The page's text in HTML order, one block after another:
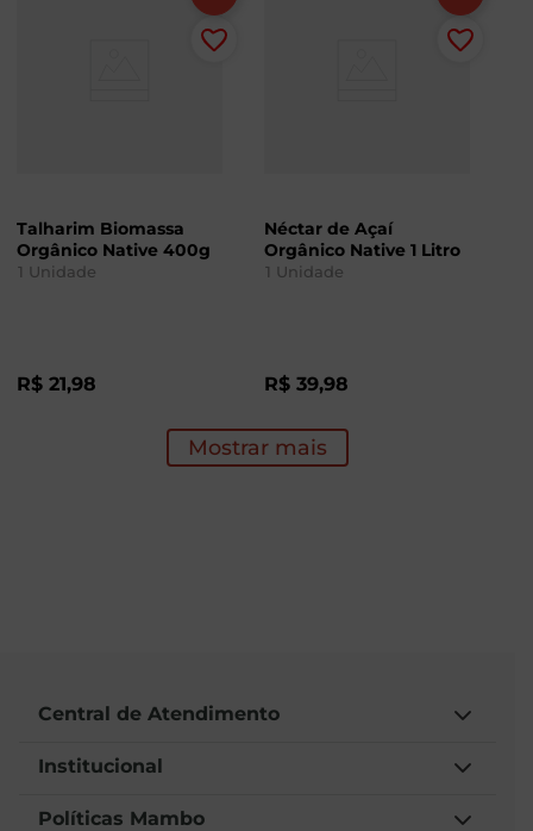
Talharim Biomassa
Orgânico Native 400g
1 Unidade
R$ 21,98
Néctar de Açaí
Orgânico Native 1 Litro
1 Unidade
R$ 39,98
Mostrar mais
Central de Atendimento
Institucional
Políticas Mambo